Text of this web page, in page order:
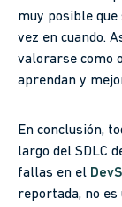
muy posible que
vez en cuando.
valorarse como
aprendan y
En conclusión,
largo del SDLC
fallas en el
reportada, no es